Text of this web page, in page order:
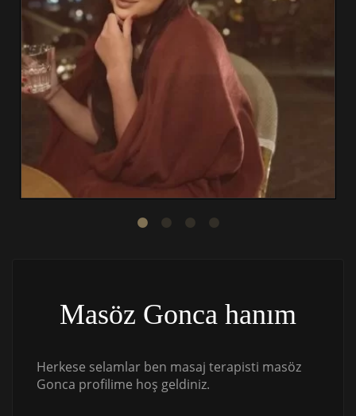
Masöz Gonca hanım
Herkese selamlar ben masaj terapisti masöz
Gonca profilime hoş geldiniz.